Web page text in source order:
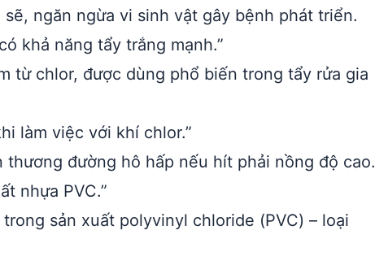
ngăn ngừa vi sinh vật gây bệnh phát triển.
khả năng tẩy trắng mạnh.”
từ chlor, được dùng phổ biến trong tẩy rửa gia
làm việc với khí chlor.”
đường hô hấp nếu hít phải nồng độ cao.
nhựa PVC.”
sản xuất polyvinyl chloride (PVC) – loại